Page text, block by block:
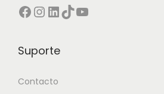
Facebook InstagramLinkedIn TikTok YouTube
Suporte
Contacto